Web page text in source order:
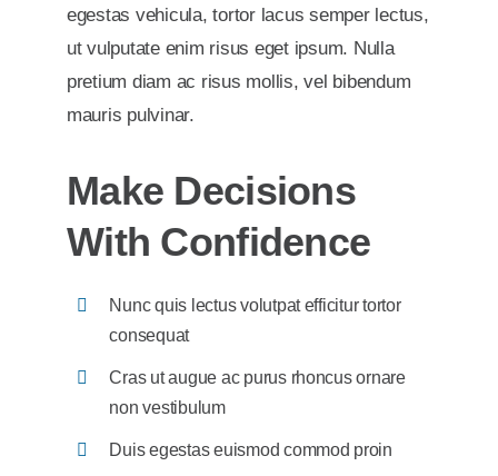
egestas vehicula, tortor lacus semper lectus,
ut vulputate enim risus eget ipsum. Nulla
pretium diam ac risus mollis, vel bibendum
mauris pulvinar.
Make Decisions
With Confidence
Nunc quis lectus volutpat efficitur tortor
consequat
Cras ut augue ac purus rhoncus ornare
non vestibulum
Duis egestas euismod commod proin